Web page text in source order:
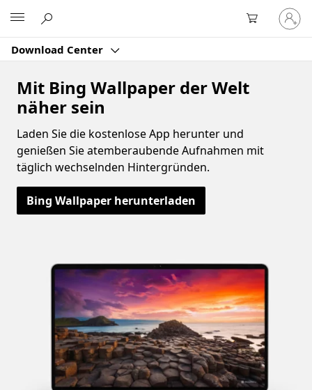
Download Center
Bei
Ihrem
Konto
Mit Bing Wallpaper der Welt
näher sein
Laden Sie die kostenlose App herunter und
genießen Sie atemberaubende Aufnahmen mit
täglich wechselnden Hintergründen.
Bing Wallpaper herunterladen